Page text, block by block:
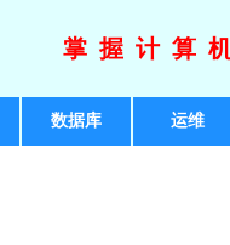
掌握计算
数据库 运维